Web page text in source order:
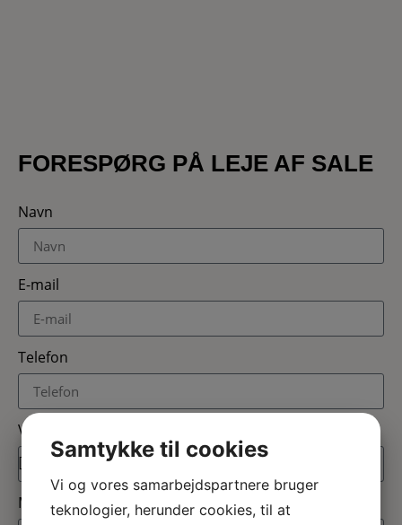
FORESPØRG PÅ LEJE AF SALE
Navn
E-mail
Telefon
Vælg sal
Meddelelse
Samtykke til cookies
Vi og vores samarbejdspartnere bruger
teknologier, herunder cookies, til at